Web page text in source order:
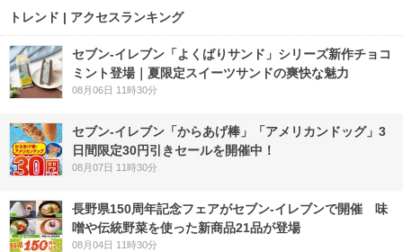
トレンド | アクセスランキング
セブン‐イレブン「よくばりサンド」シリーズ新作チョコ
ミント登場｜夏限定スイーツサンドの爽快な魅力
08月06日 11時30分
セブン‐イレブン「からあげ棒」「アメリカンドッグ」3
日間限定30円引きセールを開催中！
08月07日 11時30分
長野県150周年記念フェアがセブン-イレブンで開催 味
噌や伝統野菜を使った新商品21品が登場
08月04日 11時30分